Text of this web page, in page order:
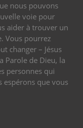
nous pouvons
voie pour
aider à trouver un
Vous pourrez
changer – Jésus
Parole de Dieu, la
personnes qui
espérons que vous